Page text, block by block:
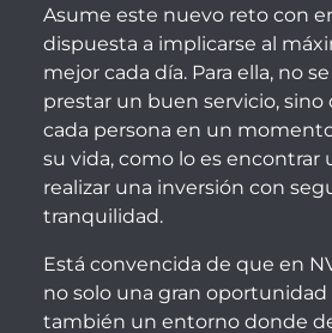
Asume este nuevo reto con
dispuesta a implicarse al
mejor cada día. Para ella, no
prestar un buen servicio, sino
cada persona en un
su vida, como lo es encontrar
realizar una inversión con
tranquilidad.
Está convencida de que en
no solo una gran oportunidad
también un entorno donde